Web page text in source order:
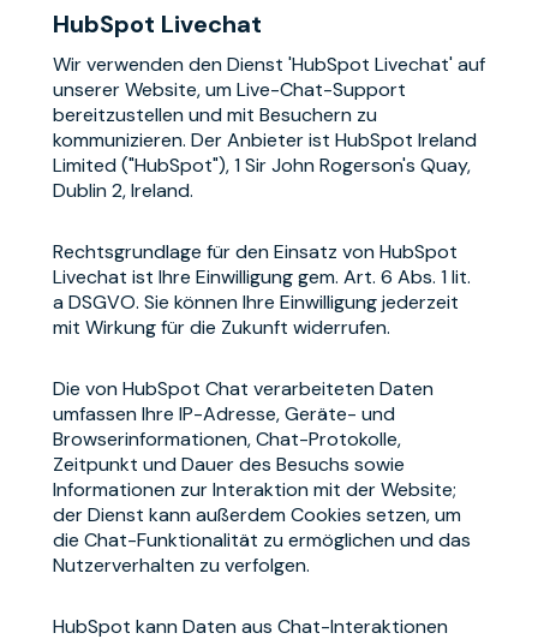
HubSpot Livechat
Wir verwenden den Dienst 'HubSpot Livechat' auf
unserer Website, um Live-Chat-Support
bereitzustellen und mit Besuchern zu
kommunizieren. Der Anbieter ist HubSpot Ireland
Limited ("HubSpot"), 1 Sir John Rogerson's Quay,
Dublin 2, Ireland.
Rechtsgrundlage für den Einsatz von HubSpot
Livechat ist Ihre Einwilligung gem. Art. 6 Abs. 1 lit.
a DSGVO. Sie können Ihre Einwilligung jederzeit
mit Wirkung für die Zukunft widerrufen.
Die von HubSpot Chat verarbeiteten Daten
umfassen Ihre IP-Adresse, Geräte- und
Browserinformationen, Chat-Protokolle,
Zeitpunkt und Dauer des Besuchs sowie
Informationen zur Interaktion mit der Website;
der Dienst kann außerdem Cookies setzen, um
die Chat-Funktionalität zu ermöglichen und das
Nutzerverhalten zu verfolgen.
HubSpot kann Daten aus Chat-Interaktionen